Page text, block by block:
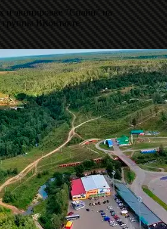
и экипировке "Спайн" на
группы ВКонтакте